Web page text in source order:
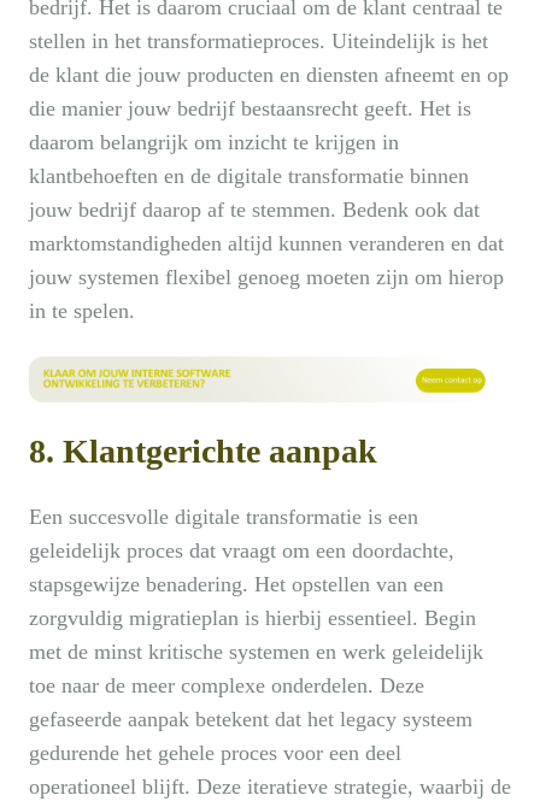
bedrijf. Het is daarom cruciaal om de klant centraal te
stellen in het transformatieproces. Uiteindelijk is het
de klant die jouw producten en diensten afneemt en op
die manier jouw bedrijf bestaansrecht geeft. Het is
daarom belangrijk om inzicht te krijgen in
klantbehoeften en de digitale transformatie binnen
jouw bedrijf daarop af te stemmen. Bedenk ook dat
marktomstandigheden altijd kunnen veranderen en dat
jouw systemen flexibel genoeg moeten zijn om hierop
in te spelen.
8. Klantgerichte aanpak
Een succesvolle digitale transformatie is een
geleidelijk proces dat vraagt om een doordachte,
stapsgewijze benadering. Het opstellen van een
zorgvuldig migratieplan is hierbij essentieel. Begin
met de minst kritische systemen en werk geleidelijk
toe naar de meer complexe onderdelen. Deze
gefaseerde aanpak betekent dat het legacy systeem
gedurende het gehele proces voor een deel
operationeel blijft. Deze iteratieve strategie, waarbij de